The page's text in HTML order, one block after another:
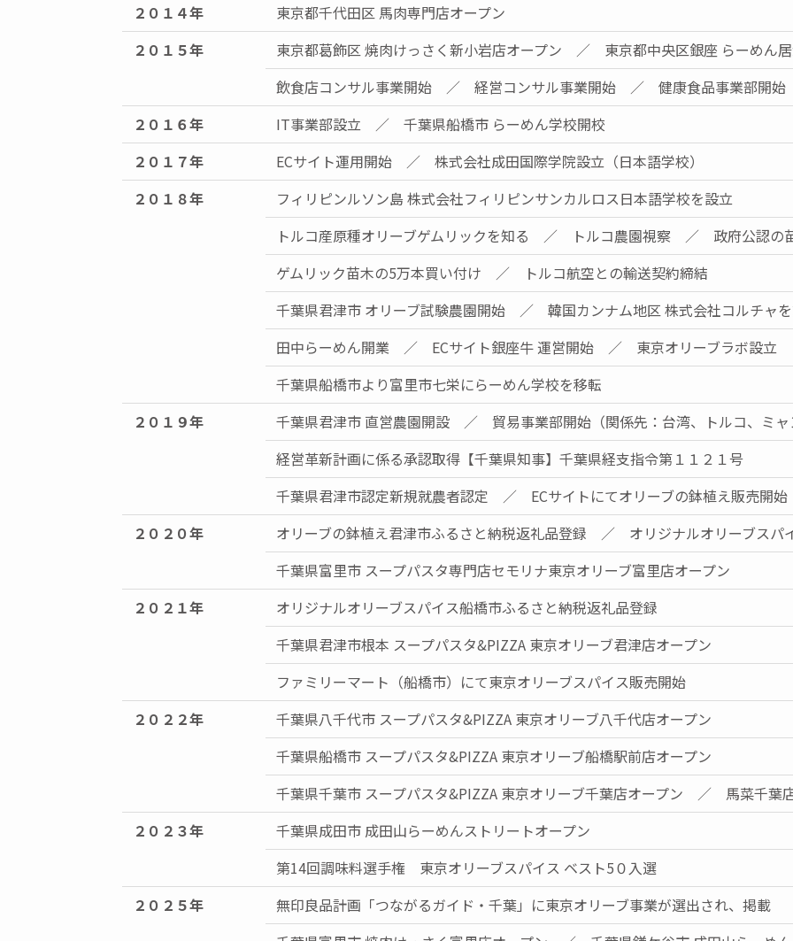
２０１４年
東京都千代田区 馬肉専門店オープン
２０１５年
東京都葛飾区 焼肉けっさく新小岩店オープン ／ 東京都中央区銀座 らーめん
飲食店コンサル事業開始 ／ 経営コンサル事業開始 ／ 健康食品事業部開始
２０１６年
IT事業部設立 ／ 千葉県船橋市 らーめん学校開校
２０１７年
ECサイト運用開始 ／ 株式会社成田国際学院設立（日本語学校）
２０１８年
フィリピンルソン島 株式会社フィリピンサンカルロス日本語学校を設立
トルコ産原種オリーブゲムリックを知る ／ トルコ農園視察 ／ 政府公認の
ゲムリック苗木の5万本買い付け ／ トルコ航空との輸送契約締結
千葉県君津市 オリーブ試験農園開始 ／ 韓国カンナム地区 株式会社コルチャ
田中らーめん開業 ／ ECサイト銀座牛 運営開始 ／ 東京オリーブラボ設立
千葉県船橋市より富里市七栄にらーめん学校を移転
２０１９年
千葉県君津市 直営農園開設 ／ 貿易事業部開始（関係先：台湾、トルコ、ミャ
経営革新計画に係る承認取得【千葉県知事】千葉県経支指令第１１２１号
千葉県君津市認定新規就農者認定 ／ ECサイトにてオリーブの鉢植え販売開始
２０２０年
オリーブの鉢植え君津市ふるさと納税返礼品登録 ／ オリジナルオリーブスパ
千葉県富里市 スープパスタ専門店セモリナ東京オリーブ富里店オープン
２０２１年
オリジナルオリーブスパイス船橋市ふるさと納税返礼品登録
千葉県君津市根本 スープパスタ&PIZZA 東京オリーブ君津店オープン
ファミリーマート（船橋市）にて東京オリーブスパイス販売開始
２０２２年
千葉県八千代市 スープパスタ&PIZZA 東京オリーブ八千代店オープン
千葉県船橋市 スープパスタ&PIZZA 東京オリーブ船橋駅前店オープン
千葉県千葉市 スープパスタ&PIZZA 東京オリーブ千葉店オープン ／ 馬菜千葉
２０２３年
千葉県成田市 成田山らーめんストリートオープン
第14回調味料選手権 東京オリーブスパイス ベスト5０入選
２０２５年
無印良品計画「つながるガイド・千葉」に東京オリーブ事業が選出され、掲載